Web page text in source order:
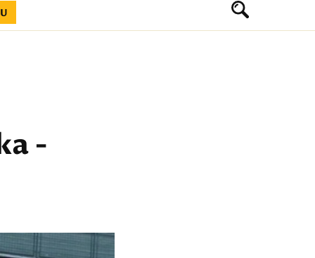
-